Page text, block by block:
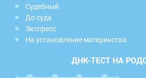
Судебный
До суда
Экспресс
На установление материнства
ДНК-ТЕСТ НА